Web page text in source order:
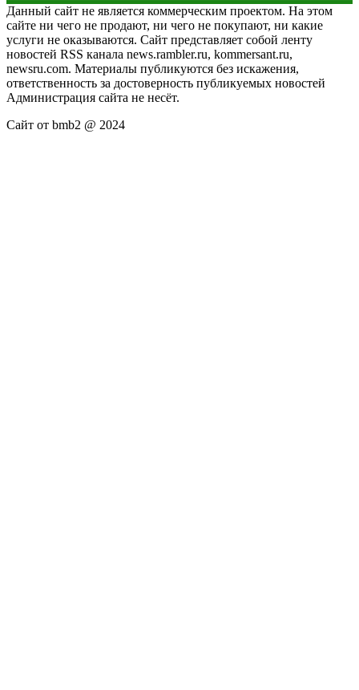
Данный сайт не является коммерческим проектом. На этом
сайте ни чего не продают, ни чего не покупают, ни какие
услуги не оказываются. Сайт представляет собой ленту
новостей RSS канала news.rambler.ru, kommersant.ru,
newsru.com. Материалы публикуются без искажения,
ответственность за достоверность публикуемых новостей
Администрация сайта не несёт.
Сайт от bmb2 @ 2024